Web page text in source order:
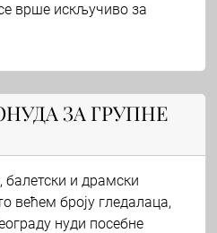
врше искључиво за
ЗА ГРУПНЕ
и драмски
већем броју гледалаца,
нуди посебне